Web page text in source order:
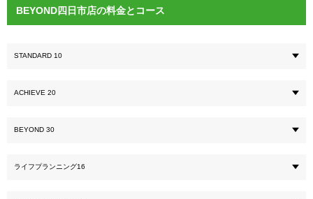
BEYOND四日市店の料金とコース
STANDARD 10
ACHIEVE 20
BEYOND 30
ライフプランニング16